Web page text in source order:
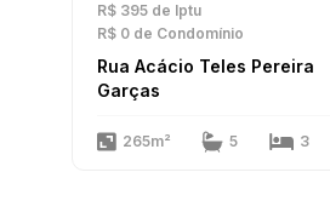
R$ 395 de Iptu
R$ 0 de Condomínio
Rua Acácio Teles Pereira
Garças
265m² 5 3